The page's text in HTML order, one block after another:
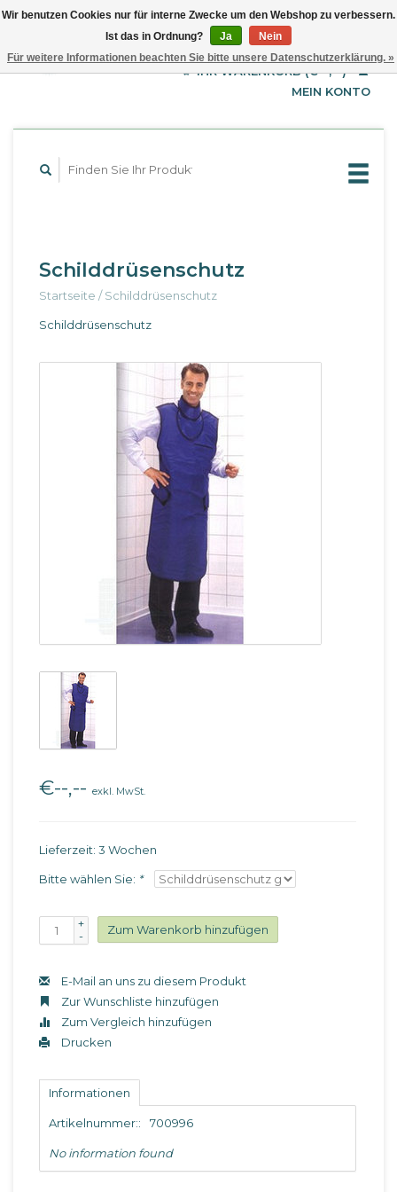
EUR
GBP
USD
English
Français
IHR WARENKORB (€--,--)
MEIN KONTO
Schilddrüsenschutz
Startseite /Schilddrüsenschutz
Schilddrüsenschutz
€--,-- exkl. MwSt.
Lieferzeit: 3 Wochen
Bitte wählen Sie: *
+
-
Zum Warenkorb hinzufügen
E-Mail an uns zu diesem Produkt
Zur Wunschliste hinzufügen
Zum Vergleich hinzufügen
Drucken
Informationen
Artikelnummer:: 700996
No information found
Wir benutzen Cookies nur für interne Zwecke um den Webshop zu verbessern.
Ist das in Ordnung?
Ja
Nein
Für weitere Informationen beachten Sie bitte unsere Datenschutzerklärung. »